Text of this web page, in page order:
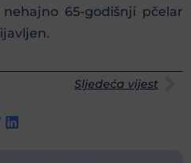
65-godišnji pčelar
Sljedeća vijest